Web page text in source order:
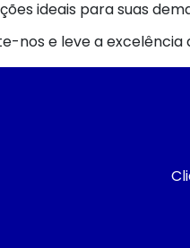
ideais para suas
nos e leve a excelência